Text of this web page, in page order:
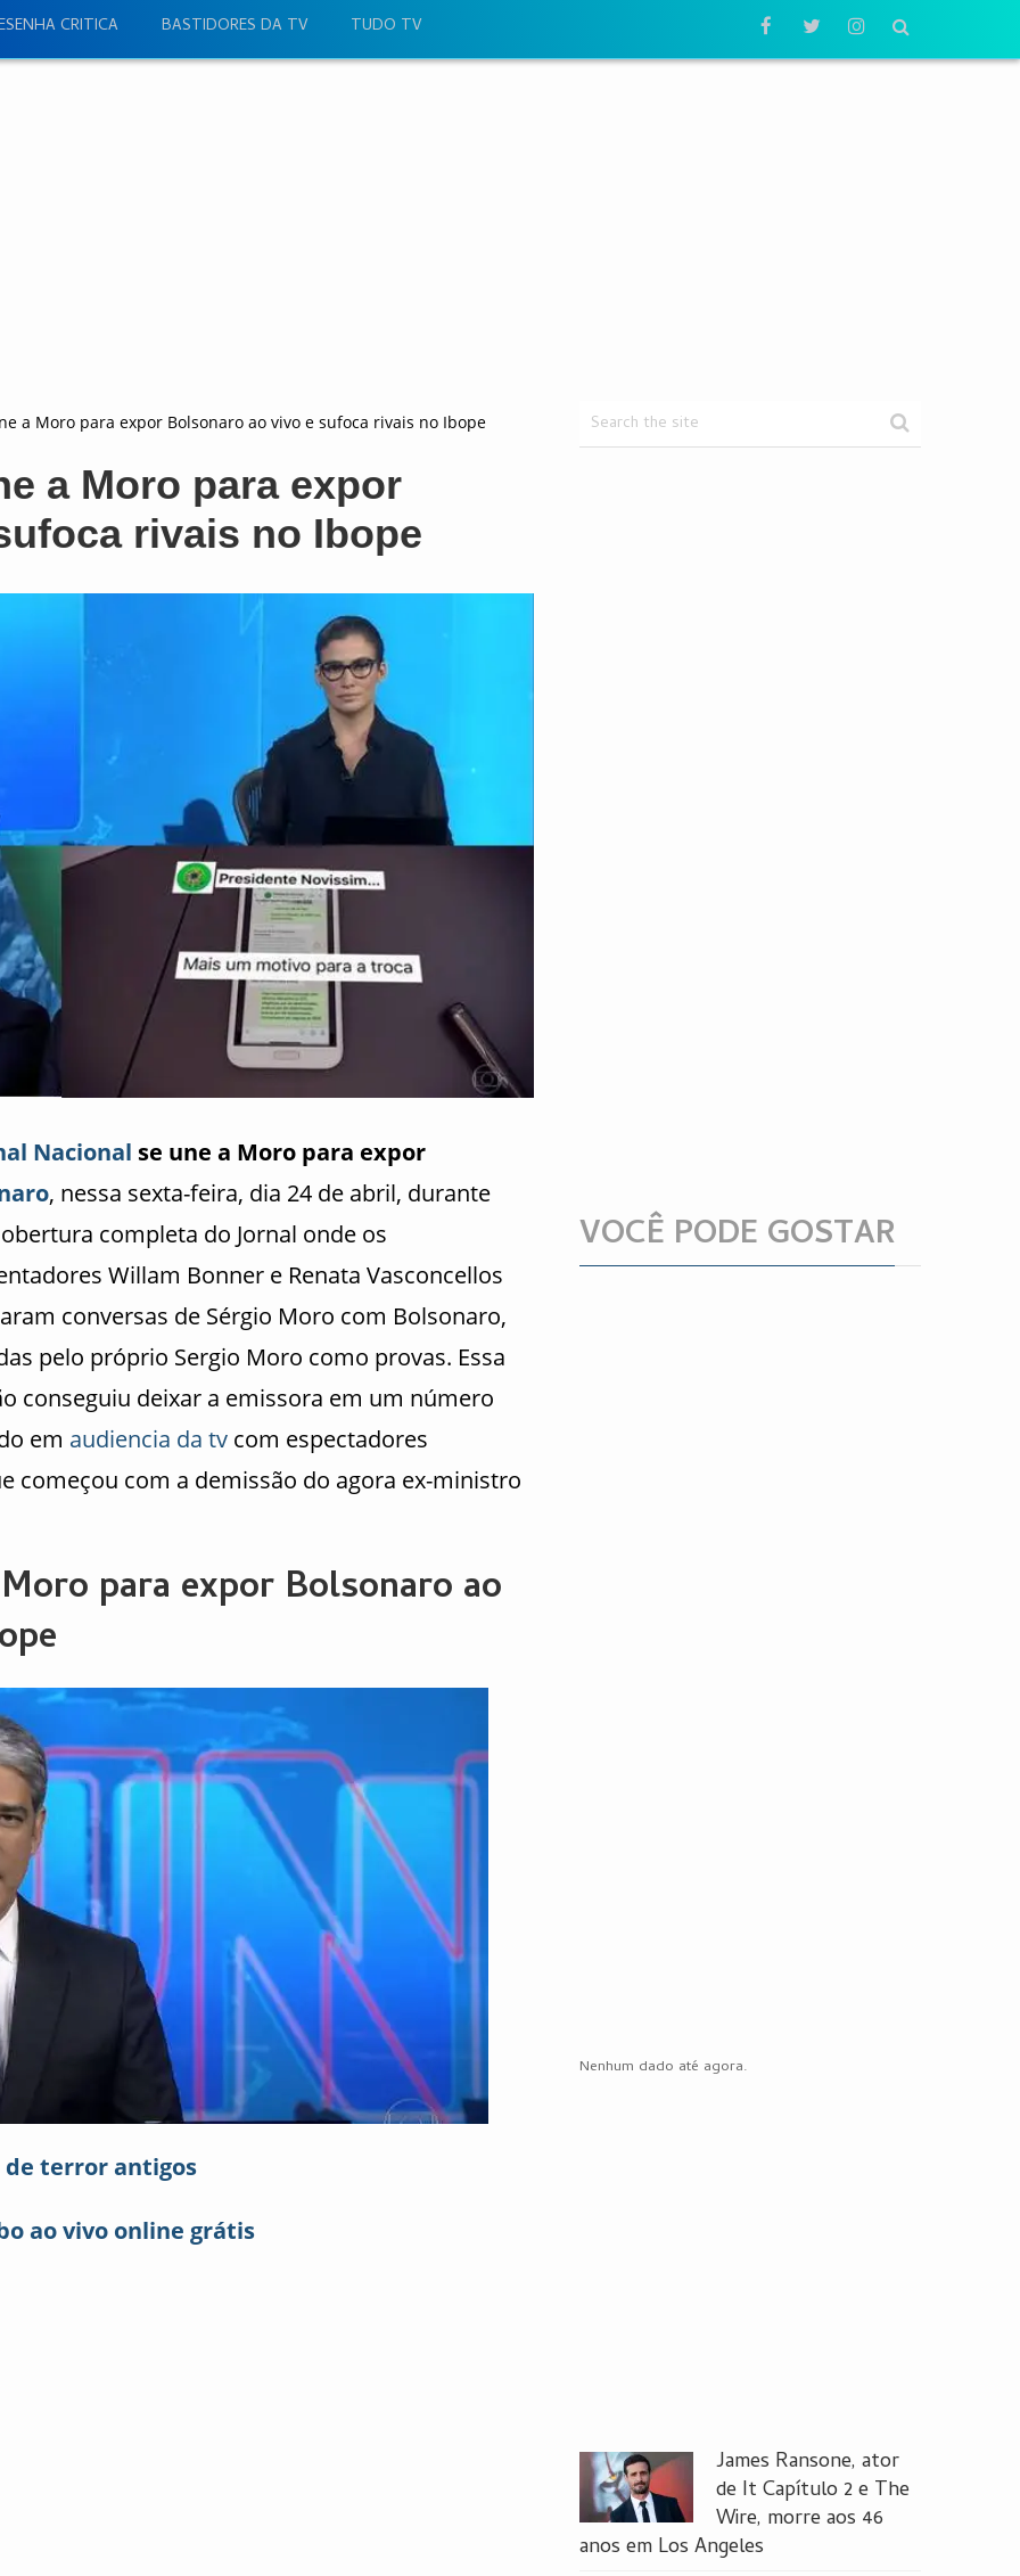
CRITICA BASTIDORES DA TV TUDO TV
a Moro para expor Bolsonaro ao vivo e sufoca rivais no Ibope
a Moro para expor
rivais no Ibope
Nacional se une a Moro para expor
, nessa sexta-feira, dia 24 de abril, durante
completa do Jornal onde os
Willam Bonner e Renata Vasconcellos
conversas de Sérgio Moro com Bolsonaro,
pelo próprio Sergio Moro como provas. Essa
conseguiu deixar a emissora em um número
em audiencia da tv com espectadores
começou com a demissão do agora ex-ministro
para expor Bolsonaro ao
de terror antigos
ao vivo online grátis
VOCÊ PODE GOSTAR
Nenhum dado até agora.
James Ransone, ator
de It Capítulo 2 e The
Wire, morre aos 46
anos em Los Angeles